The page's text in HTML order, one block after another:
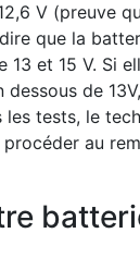
V (preuve
que la
et 15 V. Si
de
tests, le
au